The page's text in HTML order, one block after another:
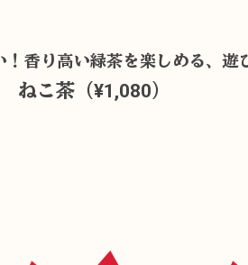
香り高い緑茶を楽しめる、遊
（¥1,080）